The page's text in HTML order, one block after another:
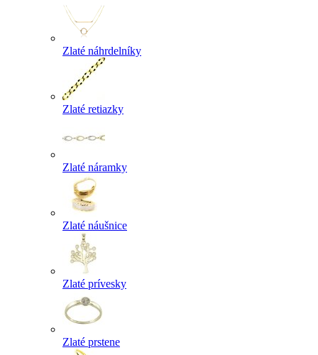
Zlaté náhrdelníky
Zlaté retiazky
Zlaté náramky
Zlaté náušnice
Zlaté prívesky
Zlaté prstene